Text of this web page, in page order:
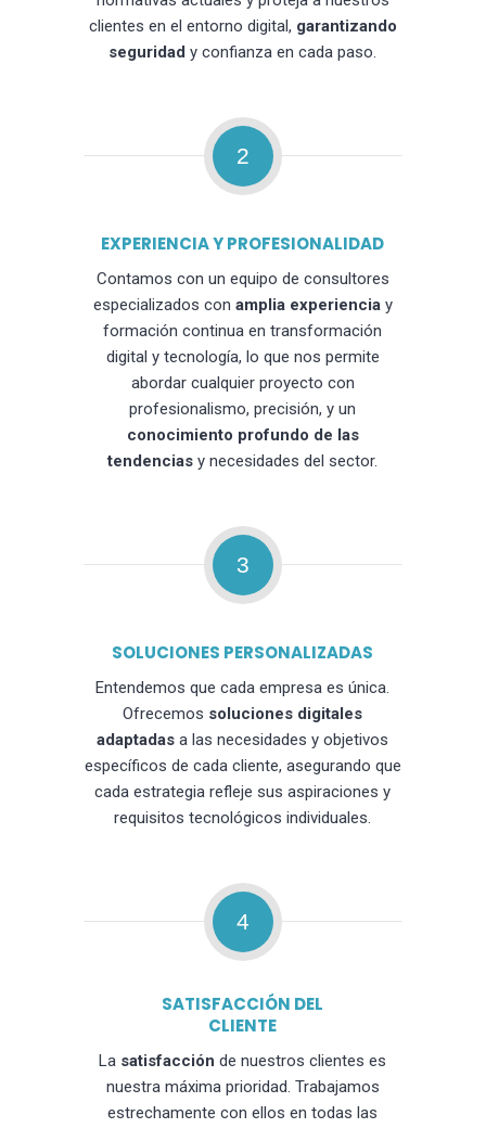
clientes en el entorno digital, garantizando
seguridad y confianza en cada paso.
2
EXPERIENCIA Y PROFESIONALIDAD
Contamos con un equipo de consultores
especializados con amplia experienciay
formación continua en transformación
digital y tecnología, lo que nos permite
abordar cualquier proyecto con
profesionalismo, precisión, y un
conocimiento profundo de las
tendencias y necesidades del sector.
3
SOLUCIONES PERSONALIZADAS
Entendemos que cada empresa es única.
Ofrecemos soluciones digitales
adaptadas a las necesidades y objetivos
específicos de cada cliente, asegurando que
cada estrategia refleje sus aspiraciones y
requisitos tecnológicos individuales.
4
SATISFACCIÓN DEL
CLIENTE
La satisfacción de nuestros clientes es
nuestra máxima prioridad. Trabajamos
estrechamente con ellos en todas las